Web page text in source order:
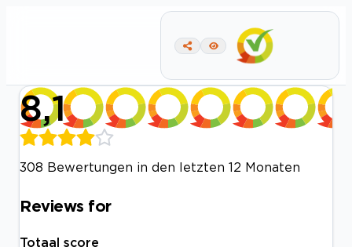
8,1
308 Bewertungen in den letzten 12 Monaten
Reviews for
Totaal score